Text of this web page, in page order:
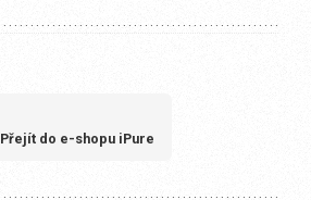
Přejít do e-shopu iPure